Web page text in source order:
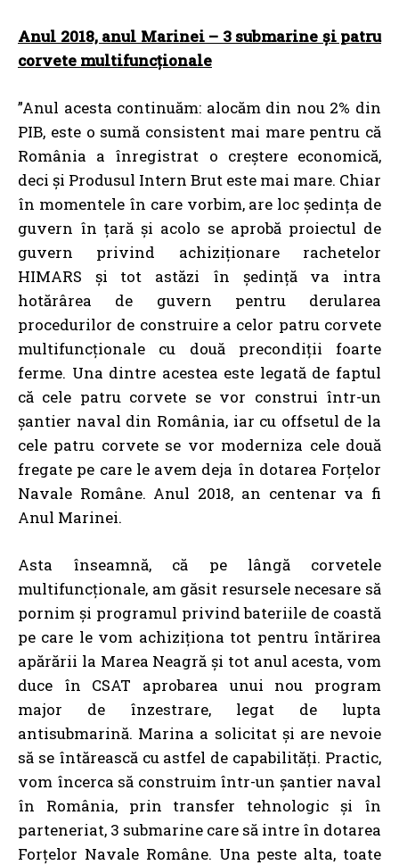
Anul 2018, anul Marinei – 3 submarine și patru
corvete multifuncționale
”Anul acesta continuăm: alocăm din nou 2% din
PIB, este o sumă consistent mai mare pentru că
România a înregistrat o creștere economică,
deci și Produsul Intern Brut este mai mare. Chiar
în momentele în care vorbim, are loc ședința de
guvern în țară și acolo se aprobă proiectul de
guvern privind achiziționare rachetelor
HIMARS și tot astăzi în ședință va intra
hotărârea de guvern pentru derularea
procedurilor de construire a celor patru corvete
multifuncționale cu două precondiții foarte
ferme. Una dintre acestea este legată de faptul
că cele patru corvete se vor construi într-un
șantier naval din România, iar cu offsetul de la
cele patru corvete se vor moderniza cele două
fregate pe care le avem deja în dotarea Forțelor
Navale Române. Anul 2018, an centenar va fi
Anul Marinei.
Asta înseamnă, că pe lângă corvetele
multifuncționale, am găsit resursele necesare să
pornim și programul privind bateriile de coastă
pe care le vom achiziționa tot pentru întărirea
apărării la Marea Neagră și tot anul acesta, vom
duce în CSAT aprobarea unui nou program
major de înzestrare, legat de lupta
antisubmarină. Marina a solicitat și are nevoie
să se întărească cu astfel de capabilități. Practic,
vom încerca să construim într-un șantier naval
în România, prin transfer tehnologic și în
parteneriat, 3 submarine care să intre în dotarea
Forțelor Navale Române. Una peste alta, toate